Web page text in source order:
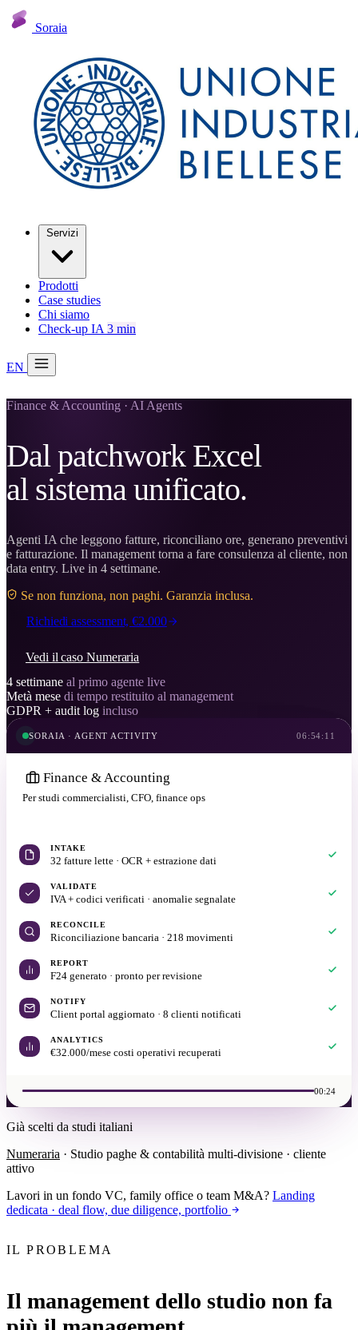
Soraia
Servizi
Prodotti
Case studies
Chi siamo
Check-up IA 3 min
EN
Soraia
Prodotti
Case studies
Check-up IA 3 min
Finance & Accounting · AI Agents
Dal patchwork Excel
al sistema unificato.
Agenti IA che leggono fatture, riconciliano ore, generano preventivi
e fatturazione. Il management torna a fare consulenza al cliente, non
data entry. Live in 4 settimane.
Se non funziona, non paghi. Garanzia inclusa.
Richiedi assessment, €2.000
Vedi il caso Numeraria
4 settimane al primo agente live
Metà mese di tempo restituito al management
GDPR + audit log incluso
SORAIA · AGENT ACTIVITY 06:54:11
Finance & Accounting
Per studi commercialisti, CFO, finance ops
INTAKE
32 fatture lette · OCR + estrazione dati
VALIDATE
IVA + codici verificati · anomalie segnalate
RECONCILE
Riconciliazione bancaria · 218 movimenti
REPORT
F24 generato · pronto per revisione
NOTIFY
Client portal aggiornato · 8 clienti notificati
ANALYTICS
€32.000/mese costi operativi recuperati
00:24
Già scelti da studi italiani
Numeraria · Studio paghe & contabilità multi-divisione · cliente
attivo
Lavori in un fondo VC, family office o team M&A? Landing
dedicata · deal flow, due diligence, portfolio
IL PROBLEMA
Il management dello studio non fa